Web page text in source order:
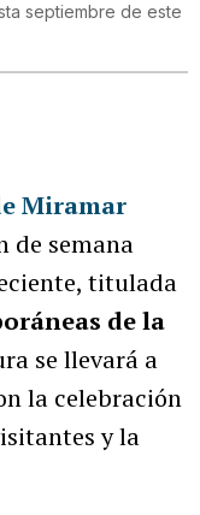
septiembre de este
Miramar
de semana
titulada
de la
se llevará a
la celebración
y la